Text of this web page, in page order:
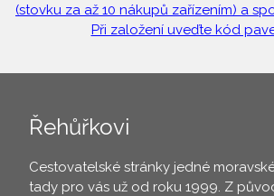
(stovku za až 10 nákupů zařízením) a
Při založení uveďte kód
Řehůřkovi
Cestovatelské stránky jedné
tady pro vás už od roku 1999. Z